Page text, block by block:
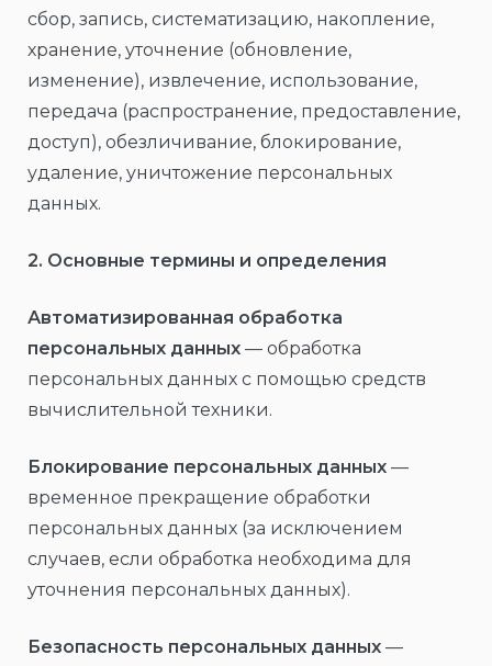
сбор, запись, систематизацию, накопление,
хранение, уточнение (обновление,
изменение), извлечение, использование,
передача (распространение, предоставление,
доступ), обезличивание, блокирование,
удаление, уничтожение персональных
данных.
2. Основные термины и определения
Автоматизированная обработка
персональных данных — обработка
персональных данных с помощью средств
вычислительной техники.
Блокирование персональных данных —
временное прекращение обработки
персональных данных (за исключением
случаев, если обработка необходима для
уточнения персональных данных).
Безопасность персональных данных —